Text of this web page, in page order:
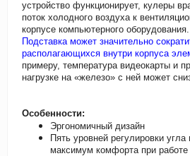
устройство функционирует, кулеры
поток холодного воздуха к
корпусе компьютерного оборудования.
Подставка может значительно
располагающихся внутри корпуса
примеру, температура видеокарты и
нагрузке на «железо» с ней может
Особенности:
Эргономичный дизайн
Пять уровней регулировки
максимум комфорта при работе